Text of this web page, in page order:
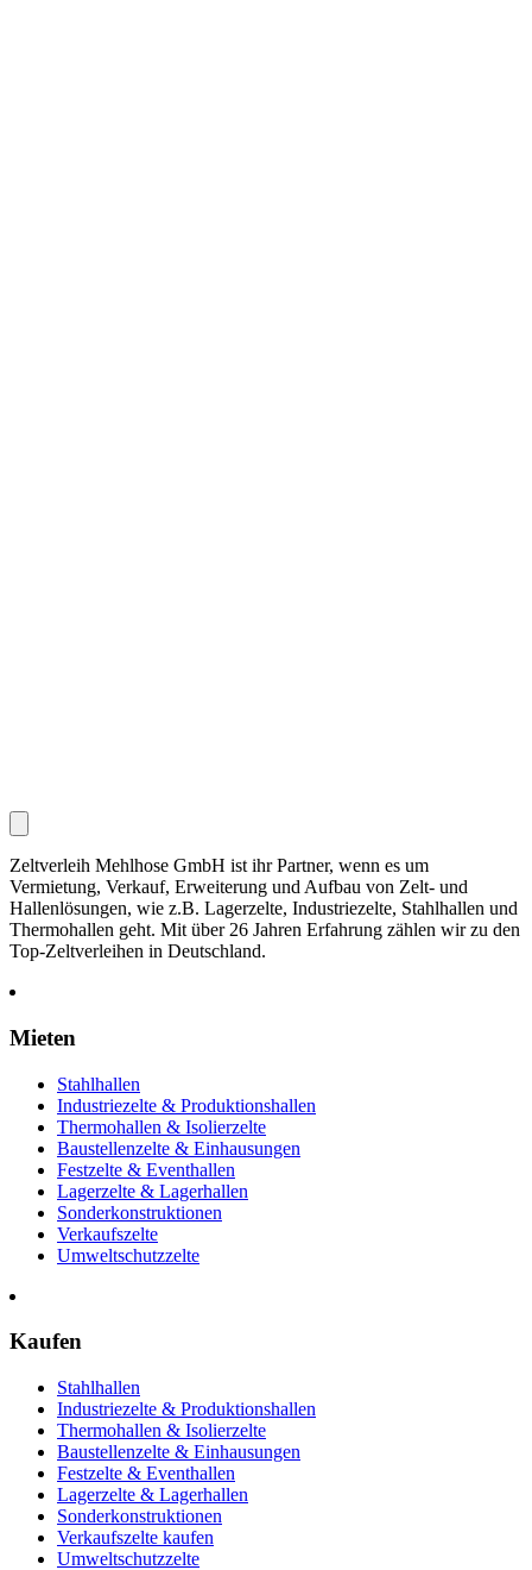
Zeltverleih Mehlhose GmbH ist ihr Partner, wenn es um
Vermietung, Verkauf, Erweiterung und Aufbau von Zelt- und
Hallenlösungen, wie z.B. Lagerzelte, Industriezelte, Stahlhallen und
Thermohallen geht. Mit über 26 Jahren Erfahrung zählen wir zu den
Top-Zeltverleihen in Deutschland.
Mieten
Stahlhallen
Industriezelte & Produktionshallen
Thermohallen & Isolierzelte
Baustellenzelte & Einhausungen
Festzelte & Eventhallen
Lagerzelte & Lagerhallen
Sonderkonstruktionen
Verkaufszelte
Umweltschutzzelte
Kaufen
Stahlhallen
Industriezelte & Produktionshallen
Thermohallen & Isolierzelte
Baustellenzelte & Einhausungen
Festzelte & Eventhallen
Lagerzelte & Lagerhallen
Sonderkonstruktionen
Verkaufszelte kaufen
Umweltschutzzelte